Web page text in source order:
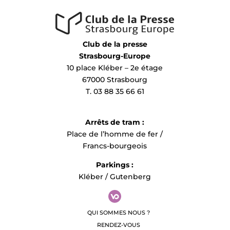
Pour les journalistes qui souhaitent assister à
l’événement, merci de confirmer votre présence à Marie
Knecht par mail àmarie.knecht@unistra.fr
Marie Knecht – Technicienne communication
Alexandre Tatay – Attaché de presse
IP_inauguration_Brasserie_IUT_Louis_Pasteur.pdf
Club de la presse
Strasbourg-Europe
10 place Kléber – 2e étage
67000 Strasbourg
T. 03 88 35 66 61
Arrêts de tram :
Place de l’homme de fer /
Francs-bourgeois
Parkings :
Kléber / Gutenberg
QUI SOMMES NOUS ?
RENDEZ-VOUS